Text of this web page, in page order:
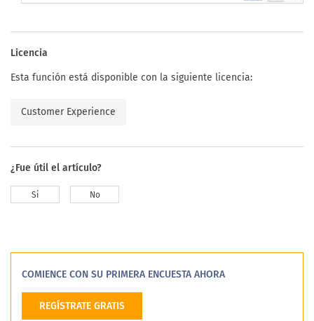
Licencia
Esta función está disponible con la siguiente licencia:
Customer Experience
¿Fue útil el artículo?
Si No
COMIENCE CON SU PRIMERA ENCUESTA AHORA
REGÍSTRATE GRATIS